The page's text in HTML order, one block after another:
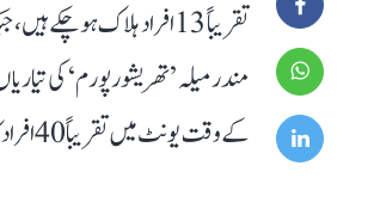
تقریباً 13 افراد ہلاک ہو
مندر میلہ ’تھریشور پورم‘ کی
کے وقت یونٹ میں تقریباً 40 افراد کام کر رہے تھے، کیونکہ منتظمین کی جانب سے ملازمین کے لیے دوپہر کا کھانا لایا گیا تھا۔